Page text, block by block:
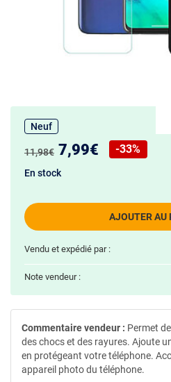
Neuf
Ancien prix :
11,98€ Nouveau prix :
7,99€
Réduction de :
-33%
AJOUTER AU
En stock
Vendu et expédié par :
Note vendeur :
Commentaire vendeur : Permet
des chocs et des rayures. Ajoute
en protégeant votre téléphone.
appareil photo du téléphone.